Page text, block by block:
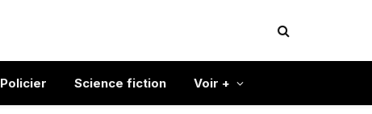
Policier Science fiction Voir +